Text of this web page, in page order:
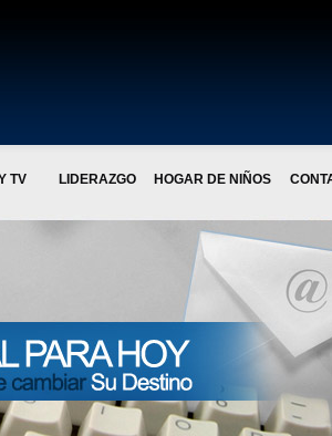
TV LIDERAZGO HOGAR DE NIÑOS